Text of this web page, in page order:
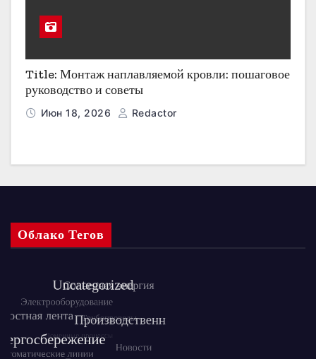
Title: Монтаж наплавляемой кровли: пошаговое
руководство и советы
Июн 18, 2026 Redactor
Облако Тегов